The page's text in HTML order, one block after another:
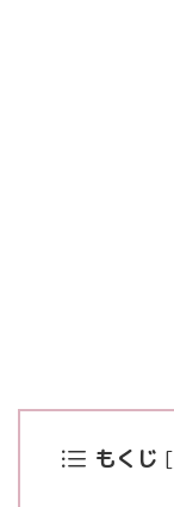
もくじ [